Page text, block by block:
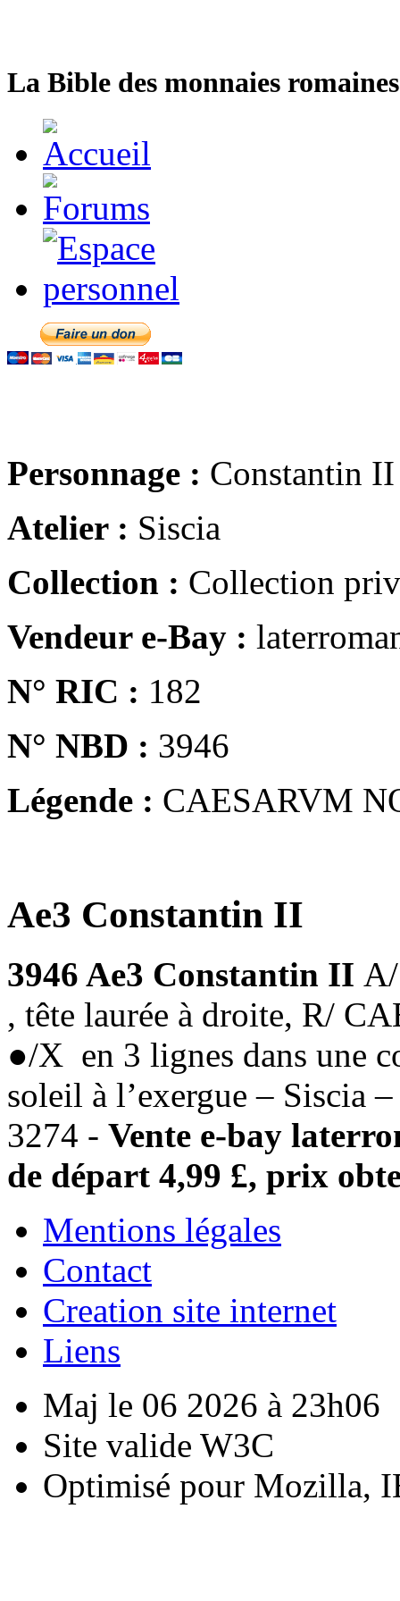
La Bible des monnaies
Personnage : Constantin II
Atelier : Siscia
Collection : Collection
Vendeur e-Bay :
N° RIC : 182
N° NBD : 3946
Légende : CAESARVM
Ae3 Constantin II
3946 Ae3 Constantin II
, tête laurée à droite, R/
●/X en 3 lignes dans une
soleil à l’exergue – Siscia
3274 - Vente e-bay
de départ 4,99 £, prix
Mentions légales
Contact
Creation site internet
Liens
Maj le 06 2026 à 23h06
Site valide W3C
Optimisé pour Mozilla,